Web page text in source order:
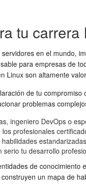
tu carrera
en el mundo,
para empresas de
Linux son altamente
de tu
problemas
ingeniero DevOps o
profesionales
tu desarrollo
de
un mapa de